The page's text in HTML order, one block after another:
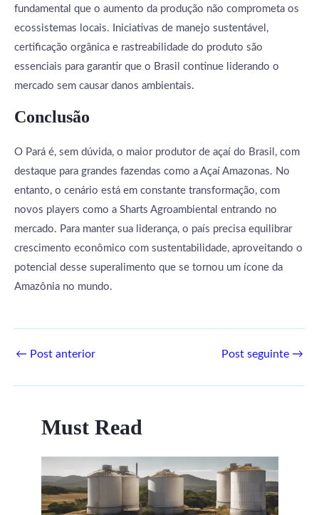
fundamental que o aumento da produção não comprometa os
ecossistemas locais. Iniciativas de manejo sustentável,
certificação orgânica e rastreabilidade do produto são
essenciais para garantir que o Brasil continue liderando o
mercado sem causar danos ambientais.
Conclusão
O Pará é, sem dúvida, o maior produtor de açaí do Brasil, com
destaque para grandes fazendas como a Açaí Amazonas. No
entanto, o cenário está em constante transformação, com
novos players como a Sharts Agroambiental entrando no
mercado. Para manter sua liderança, o país precisa equilibrar
crescimento econômico com sustentabilidade, aproveitando o
potencial desse superalimento que se tornou um ícone da
Amazônia no mundo.
← Post anterior Post seguinte →
Must Read